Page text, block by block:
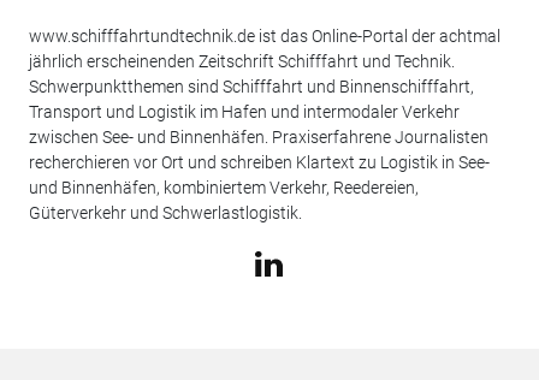
www.schifffahrtundtechnik.de ist das Online-Portal der achtmal
jährlich erscheinenden Zeitschrift Schifffahrt und Technik.
Schwerpunktthemen sind Schifffahrt und Binnenschifffahrt,
Transport und Logistik im Hafen und intermodaler Verkehr
zwischen See- und Binnenhäfen. Praxiserfahrene Journalisten
recherchieren vor Ort und schreiben Klartext zu Logistik in See-
und Binnenhäfen, kombiniertem Verkehr, Reedereien,
Güterverkehr und Schwerlastlogistik.